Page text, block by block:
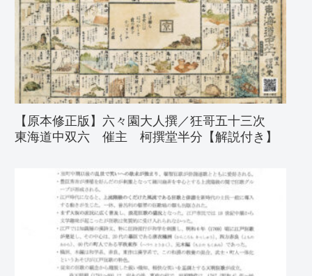
【原本修正版】六々園大人撰／狂哥五十三次
東海道中双六 催主 柯撰堂半分【解説付き】